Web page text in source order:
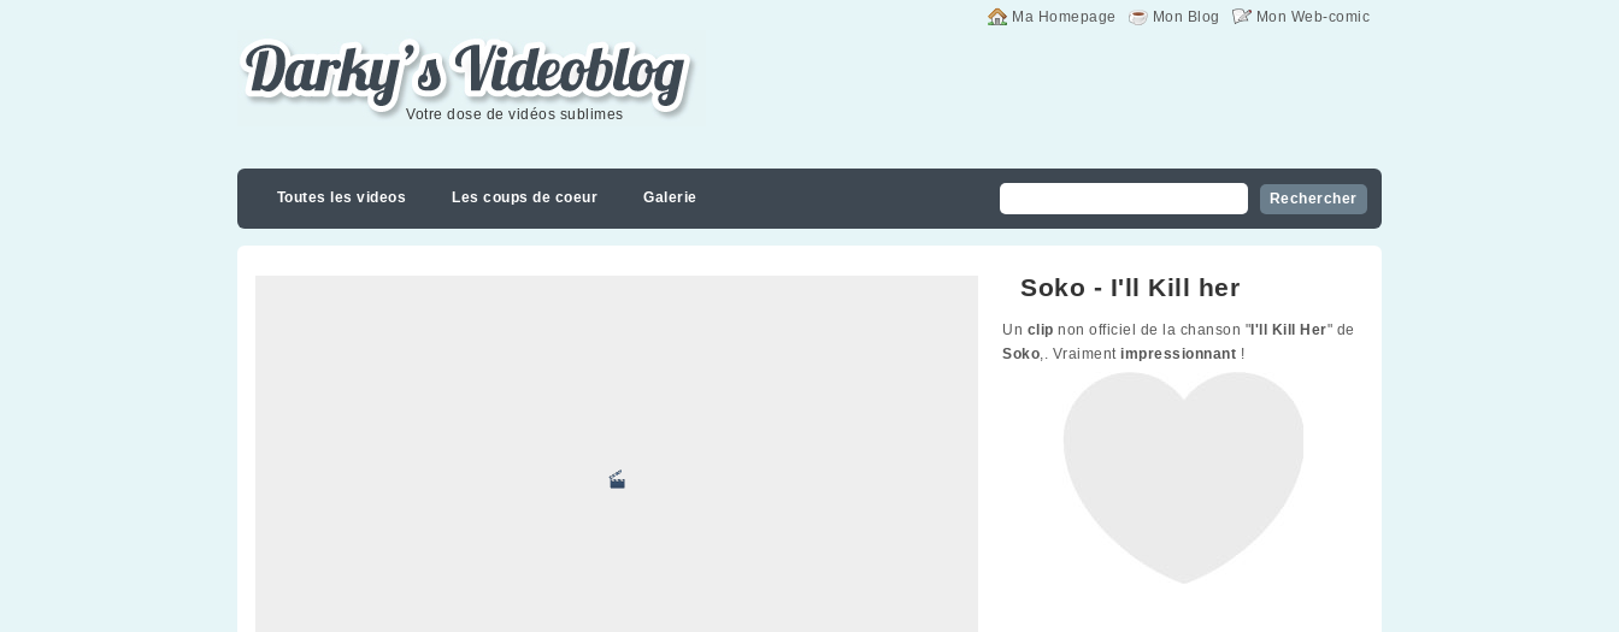
Mon Web-comic
Mon Blog
Ma Homepage
Darky's videoblog
Votre dose de vidéos sublimes
Toutes les videos Les coups de coeur Galerie
Soko - I'll Kill her
Un clip non officiel de la chanson " I'll Kill Her" de
Soko,. Vraiment impressionnant !